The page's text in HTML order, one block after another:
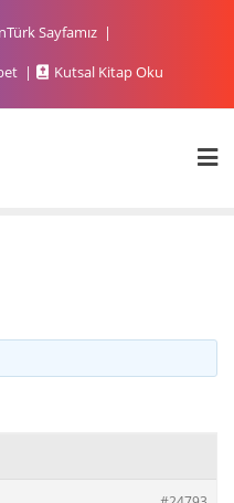
Sayfamız
Kutsal Kitap Oku